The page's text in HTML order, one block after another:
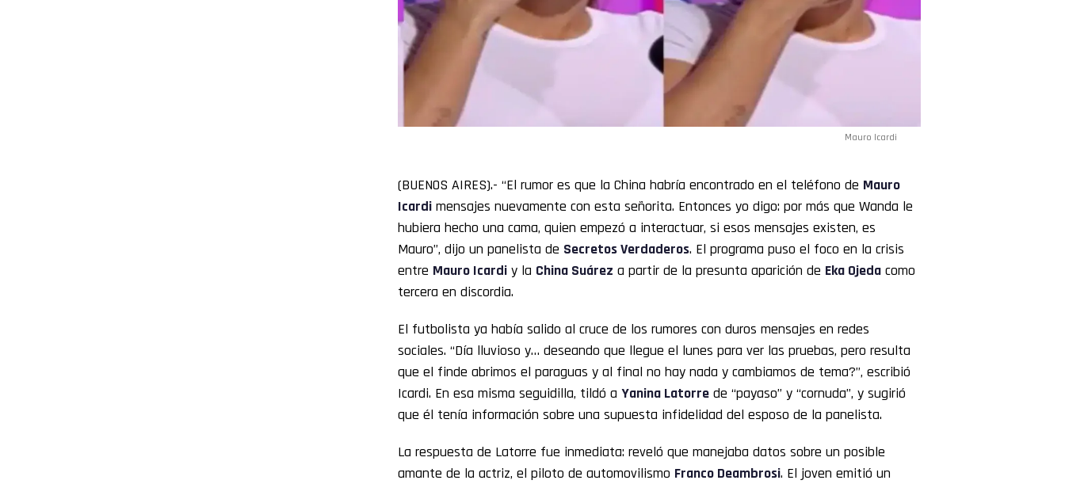
Mauro Icardi
(BUENOS AIRES).- “El rumor es que la China habría encontrado en el teléfono de Mauro
Icardi mensajes nuevamente con esta señorita. Entonces yo digo: por más que Wanda le
hubiera hecho una cama, quien empezó a interactuar, si esos mensajes existen, es
Mauro”, dijo un panelista de Secretos Verdaderos. El programa puso el foco en la crisis
entre Mauro Icardi y la China Suárez a partir de la presunta aparición de Eka Ojeda como
tercera en discordia.
El futbolista ya había salido al cruce de los rumores con duros mensajes en redes
sociales. “Día lluvioso y… deseando que llegue el lunes para ver las pruebas, pero resulta
que el finde abrimos el paraguas y al final no hay nada y cambiamos de tema?”, escribió
Icardi. En esa misma seguidilla, tildó a Yanina Latorre de “payaso” y “cornuda”, y sugirió
que él tenía información sobre una supuesta infidelidad del esposo de la panelista.
La respuesta de Latorre fue inmediata: reveló que manejaba datos sobre un posible
amante de la actriz, el piloto de automovilismo Franco Deambrosi. El joven emitió un